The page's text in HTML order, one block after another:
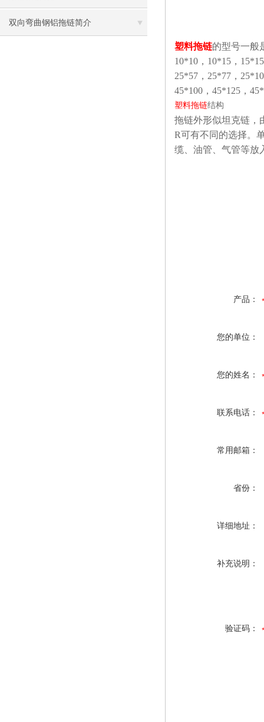
双向弯曲钢铝拖链简介
塑料拖链的型号一般
10*10，10*15，
25*57，25*77，
45*100，45*125，
塑料拖链结构
拖链外形似坦克链，
R可有不同的选择。
缆、油管、气管等放
产品：
您的单位：
您的姓名：
联系电话：
常用邮箱：
省份：
详细地址：
补充说明：
验证码：